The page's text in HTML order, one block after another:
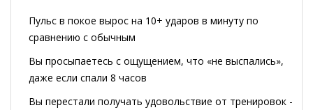
Пульс в покое вырос на 10+ ударов в минуту по
сравнению с обычным
Вы просыпаетесь с ощущением, что «не выспались»,
даже если спали 8 часов
Вы перестали получать удовольствие от тренировок -